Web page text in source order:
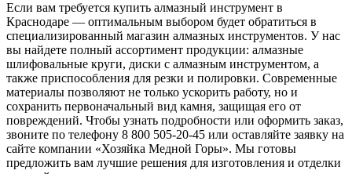
Если вам требуется купить алмазный инструмент в
Краснодаре — оптимальным выбором будет обратиться в
специализированный магазин алмазных инструментов. У нас
вы найдете полный ассортимент продукции: алмазные
шлифовальные круги, диски с алмазным инструментом, а
также приспособления для резки и полировки. Современные
материалы позволяют не только ускорить работу, но и
сохранить первоначальный вид камня, защищая его от
повреждений. Чтобы узнать подробности или оформить заказ,
звоните по телефону 8 800 505-20-45 или оставляйте заявку на
сайте компании «Хозяйка Медной Горы». Мы готовы
предложить вам лучшие решения для изготовления и отделки